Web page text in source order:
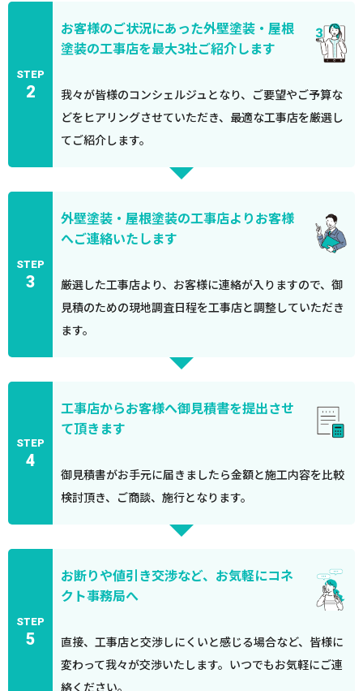
STEP
2
お客様のご状況にあった外壁塗装・屋根
塗装の工事店を最大3社ご紹介します
我々が皆様のコンシェルジュとなり、ご要望やご予算な
どをヒアリングさせていただき、最適な工事店を厳選し
てご紹介します。
STEP
3
外壁塗装・屋根塗装の工事店よりお客様
へご連絡いたします
厳選した工事店より、お客様に連絡が入りますので、御
見積のための現地調査日程を工事店と調整していただき
ます。
STEP
4
工事店からお客様へ御見積書を提出させ
て頂きます
御見積書がお手元に届きましたら金額と施工内容を比較
検討頂き、ご商談、施行となります。
STEP
5
お断りや値引き交渉など、お気軽にコネ
クト事務局へ
直接、工事店と交渉しにくいと感じる場合など、皆様に
変わって我々が交渉いたします。いつでもお気軽にご連
絡ください。